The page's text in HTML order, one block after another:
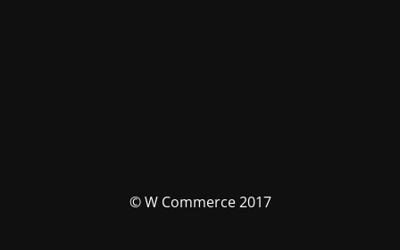
© W Commerce 2017